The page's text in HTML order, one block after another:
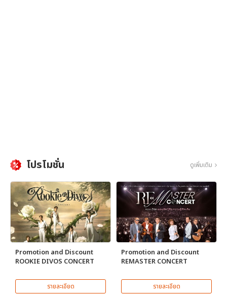
โปรโมชั่น ดูเพิ่มเติม
Promotion and Discount
ROOKIE DIVOS CONCERT
รายละเอียด
Promotion and Discount
REMASTER CONCERT
รายละเอียด